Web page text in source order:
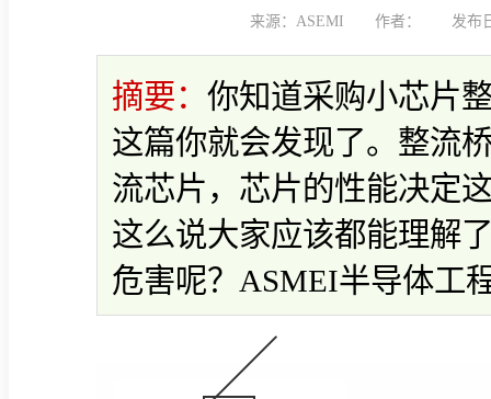
来源：ASEMI 作者： 发布
摘要： 你知道采购小芯片
这篇你就会发现了。整流
流芯片，芯片的性能决定
这么说大家应该都能理解
危害呢？ASMEI半导体工